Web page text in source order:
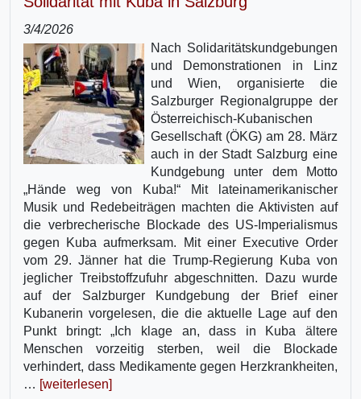
3/4/2026
Nach Solidaritätskundgebungen
und Demonstrationen in Linz
und Wien, organisierte die
Salzburger Regionalgruppe der
Österreichisch-Kubanischen
Gesellschaft (ÖKG) am 28. März
auch in der Stadt Salzburg eine
Kundgebung unter dem Motto
„Hände weg von Kuba!“ Mit lateinamerikanischer
Musik und Redebeiträgen machten die Aktivisten auf
die verbrecherische Blockade des US-Imperialismus
gegen Kuba aufmerksam. Mit einer Executive Order
vom 29. Jänner hat die Trump-Regierung Kuba von
jeglicher Treibstoffzufuhr abgeschnitten. Dazu wurde
auf der Salzburger Kundgebung der Brief einer
Kubanerin vorgelesen, die die aktuelle Lage auf den
Punkt bringt: „Ich klage an, dass in Kuba ältere
Menschen vorzeitig sterben, weil die Blockade
verhindert, dass Medikamente gegen Herzkrankheiten,
… [weiterlesen]